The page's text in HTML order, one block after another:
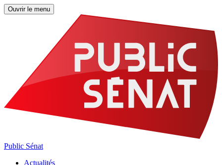
Ouvrir le menu
Public Sénat
Actualités